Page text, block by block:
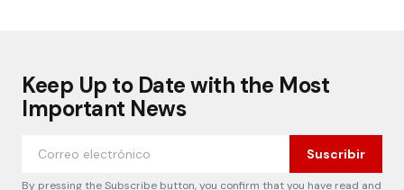
Keep Up to Date with the Most
Important News
Suscribir
By pressing the Subscribe button, you confirm that you have read and